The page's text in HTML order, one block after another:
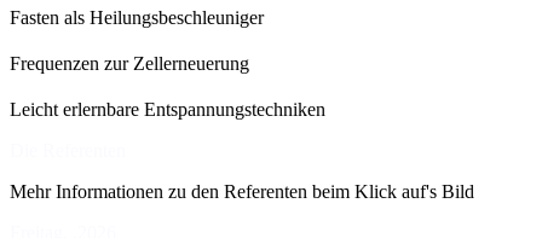
Fasten als Heilungsbeschleuniger
Frequenzen zur Zellerneuerung
Leicht erlernbare Entspannungstechniken
Mehr Informationen zu den Referenten beim Klick auf's Bild